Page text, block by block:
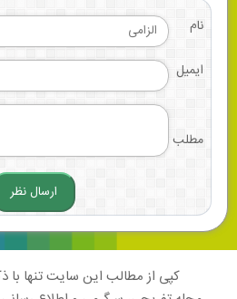
نام
ایمیل
مطلب
کپی از مطالب این سایت تنها با